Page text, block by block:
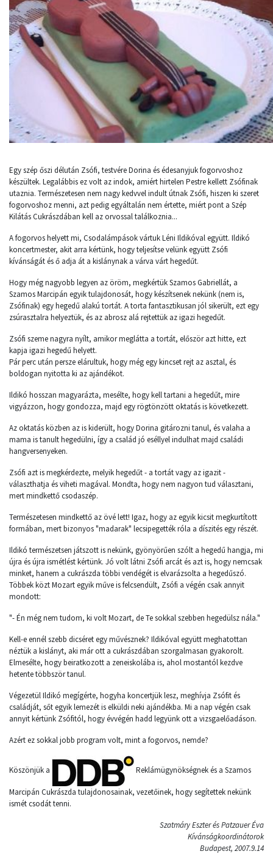
Egy szép őszi délután Zsófi, testvére Dorina és édesanyjuk fogorvoshoz
készültek. Legalábbis ez volt az indok, amiért hirtelen Pestre kellett Zsófinak
utaznia. Természetesen nem nagy kedvvel indult útnak Zsófi, hiszen ki szeret
fogorvoshoz menni, azt pedig egyáltalán nem értette, miért pont a Szép
Kilátás Cukrászdában kell az orvossal találkoznia...
A fogorvos helyett mi, Csodalámpások vártuk Léni Ildikóval együtt. Ildikó
koncertmester, akit arra kértünk, hogy teljesítse velünk együtt Zsófi
kívánságát és ő adja át a kislánynak a várva várt hegedűt.
Hogy még nagyobb legyen az öröm, megkértük Szamos Gabriellát, a
Szamos Marcipán egyik tulajdonosát, hogy készítsenek nekünk (nem is,
Zsófinak) egy hegedű alakú tortát. A torta fantasztikusan jól sikerült, ezt egy
zsúrasztalra helyeztük, és az abrosz alá rejtettük az igazi hegedűt.
Zsófi szeme nagyra nyílt, amikor meglátta a tortát, először azt hitte, ezt
kapja igazi hegedű helyett.
Pár perc után persze elárultuk, hogy még egy kincset rejt az asztal, és
boldogan nyitotta ki az ajándékot.
Ildikó hosszan magyarázta, mesélte, hogy kell tartani a hegedűt, mire
vigyázzon, hogy gondozza, majd egy rögtönzött oktatás is következett.
Az oktatás közben az is kiderült, hogy Dorina gitározni tanul, és valaha a
mama is tanult hegedülni, így a család jó eséllyel indulhat majd családi
hangversenyeken.
Zsófi azt is megkérdezte, melyik hegedűt - a tortát vagy az igazit -
választhatja és viheti magával. Mondta, hogy nem nagyon tud választani,
mert mindkettő csodaszép.
Természetesen mindkettő az övé lett! Igaz, hogy az egyik kicsit megkurtított
formában, mert bizonyos "madarak" lecsipegették róla a díszités egy részét.
Ildikó természetsen játszott is nekünk, gyönyörűen szólt a hegedű hangja, mi
újra és újra ismétlést kértünk. Jó volt látni Zsófi arcát és azt is, hogy nemcsak
minket, hanem a cukrászda többi vendégét is elvarázsolta a hegedűszó.
Többek közt Mozart egyik műve is felcsendült, Zsófi a végén csak annyit
mondott:
"- Én még nem tudom, ki volt Mozart, de Te sokkal szebben hegedülsz nála."
Kell-e ennél szebb dicséret egy művésznek? Ildikóval együtt meghatottan
néztük a kislányt, aki már ott a cukrászdában szorgalmasan gyakorolt.
Elmesélte, hogy beiratkozott a zeneiskolába is, ahol mostantól kezdve
hetente többször tanul.
Végezetül Ildikó megígérte, hogyha koncertjük lesz, meghívja Zsófit és
családját, sőt egyik lemezét is elküldi neki ajándékba. Mi a nap végén csak
annyit kértünk Zsófitól, hogy évvégén hadd legyünk ott a vizsgaelőadáson.
Azért ez sokkal jobb program volt, mint a fogorvos, nemde?
Köszönjük a Reklámügynökségnek és a Szamos
Marcipán Cukrászda tulajdonosainak, vezetőinek, hogy segítettek nekünk
ismét csodát tenni.
Szatmáry Eszter és Patzauer Éva
Kívánságkoordinátorok
Budapest, 2007.9.14